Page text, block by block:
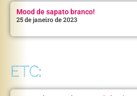
Mood de sapato branco!
25 de janeiro de 2023
ETC: